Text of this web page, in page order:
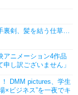
裏剣、髪を結う仕草…
アニメーション4作品
し訳ございません」
DMM pictures、学生
×ビジネス”を一夜でキ